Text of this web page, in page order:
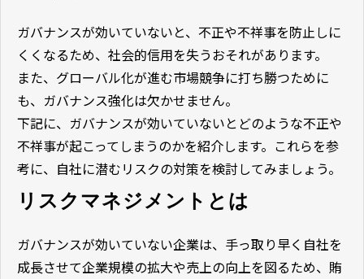
ガバナンスが効いていないと、不正や不祥事を防止しに
くくなるため、社会的信用を失うおそれがあります。
また、グローバル化が進む市場競争に打ち勝つために
も、ガバナンス強化は欠かせません。
下記に、ガバナンスが効いていないとどのような不正や
不祥事が起こってしまうのかを紹介します。これらを参
考に、自社に潜むリスクの対策を検討してみましょう。
リスクマネジメントとは
ガバナンスが効いていない企業は、手っ取り早く自社を
成長させて企業規模の拡大や売上の向上を図るため、賄